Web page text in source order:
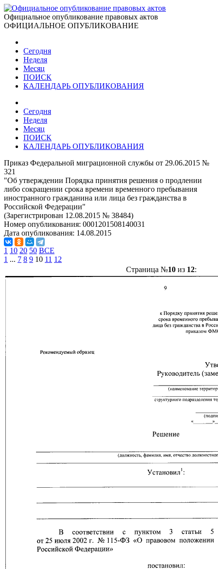
Официальное опубликование правовых актов
ОФИЦИАЛЬНОЕ ОПУБЛИКОВАНИЕ
Сегодня
Неделя
Месяц
ПОИСК
КАЛЕНДАРЬ ОПУБЛИКОВАНИЯ
Сегодня
Неделя
Месяц
ПОИСК
КАЛЕНДАРЬ ОПУБЛИКОВАНИЯ
Приказ Федеральной миграционной службы от 29.06.2015 №
321
"Об утверждении Порядка принятия решения о продлении
либо сокращении срока времени временного пребывания
иностранного гражданина или лица без гражданства в
Российской Федерации"
(Зарегистрирован 12.08.2015 № 38484)
Номер опубликования: 0001201508140031
Дата опубликования: 14.08.2015
1 10 20 50 ВСЕ
1 ... 7 8 9 10 11 12
Страница №10из 12: